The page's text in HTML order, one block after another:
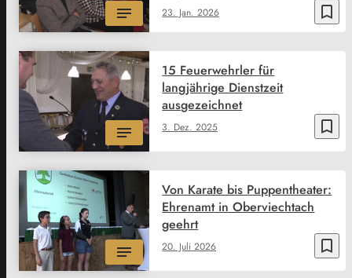
bookmark_border
23. Jan. 2026
bookmark_border
3. Dez. 2025
15 Feuerwehrler für
langjährige Dienstzeit
ausgezeichnet
bookmark_border
20. Juli 2026
Von Karate bis Puppentheater:
Ehrenamt in Oberviechtach
geehrt